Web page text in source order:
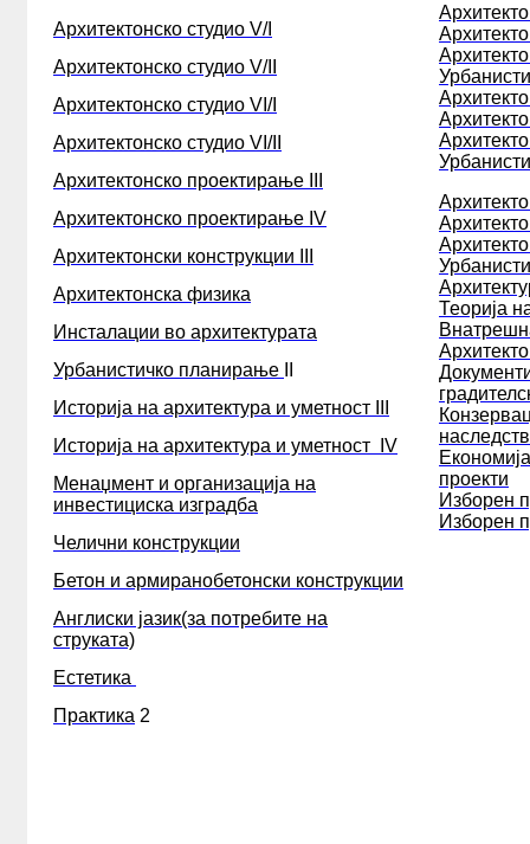
АРХИ.ТЕК
АЛУМНИ
КОНТАКТ
B2
Архитектонско студио V/I
Архитектонско студио V/II
Архитектонско студио VI/I
Архитектонско студио VI/II
Архитектонско проектирање III
Архитектонско проектирање IV
Архитектонски конструкции III
Архитектонска физика
Инсталации во архитектурата
Урбанистичко планирање
Историја на архитектура и уметност III
Историја на архитектура и уметност IV
Менаџмент и организација на
инвестициска изградба
Челични конструкции
Бетон и армиранобетонски конструкции
Англиски јазик(за потребите на
струката)
Естетика
Практика 2
Теорија
проекти
Изборен
Изборен